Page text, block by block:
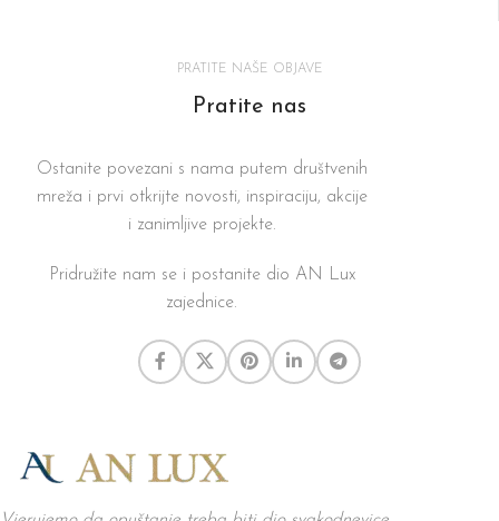
PRATITE NAŠE OBJAVE
Pratite nas
Ostanite povezani s nama putem društvenih
mreža i prvi otkrijte novosti, inspiraciju, akcije
i zanimljive projekte.
Pridružite nam se i postanite dio AN Lux
zajednice.